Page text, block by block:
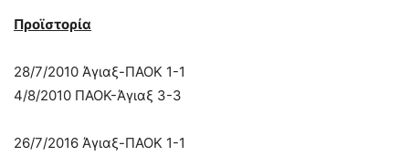
Προϊστορία
28/7/2010 Άγιαξ-ΠΑΟΚ 1-1
4/8/2010 ΠΑΟΚ-Άγιαξ 3-3
26/7/2016 Άγιαξ-ΠΑΟΚ 1-1